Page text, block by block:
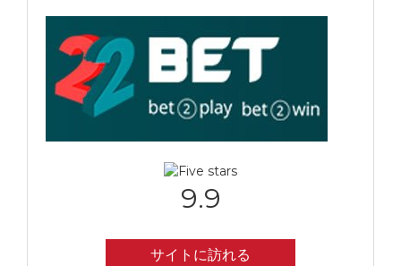
9.9
サイトに訪れる